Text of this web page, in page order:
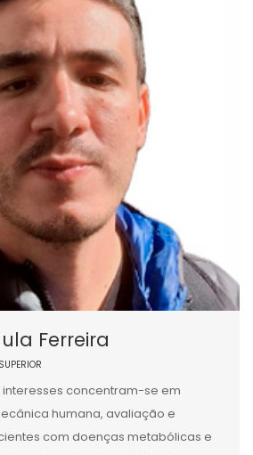
Ferreira
interesses concentram-se em
humana, avaliação e
com doenças metabólicas e